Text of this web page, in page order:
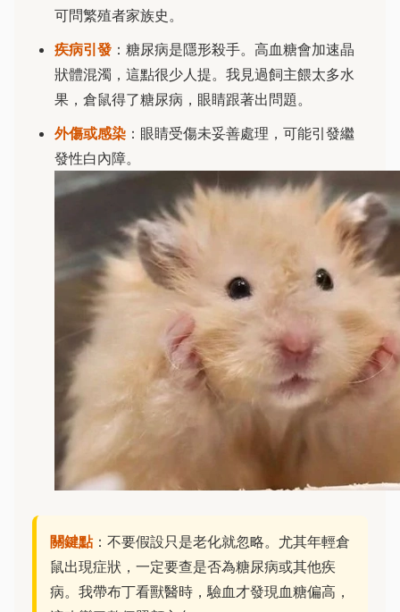
可問繁殖者家族史。
疾病引發 ：糖尿病是隱形殺手。高血糖會加速晶
狀體混濁，這點很少人提。我見過飼主餵太多水
果，倉鼠得了糖尿病，眼睛跟著出問題。
外傷或感染 ：眼睛受傷未妥善處理，可能引發繼
發性白內障。
關鍵點：不要假設只是老化就忽略。尤其年輕倉
鼠出現症狀，一定要查是否為糖尿病或其他疾
病。我帶布丁看獸醫時，驗血才發現血糖偏高，